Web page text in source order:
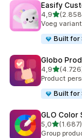
Easify
4,9van 5
2858
Voeg
Built for
Globo
4,9van 5
4726
Product
Built for
GLO Color
5,0van 5(1.687)
1687
Group